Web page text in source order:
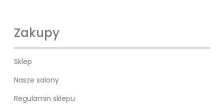
Zakupy
Sklep
Nasze salony
Regulamin sklepu